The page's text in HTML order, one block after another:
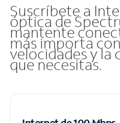
Suscríbete a
óptica de
mantente
más importa
velocidades y la
que necesitas.